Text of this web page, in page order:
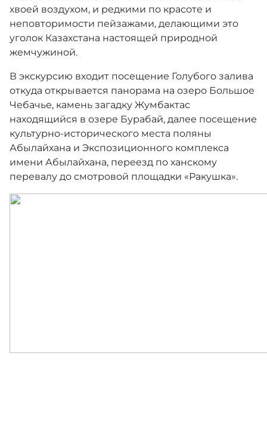
Партнёрам
Документы
Контакты
Адалдық алаңы
Единый словарь
хвоей воздухом, и редкими по красоте и
неповторимости пейзажами, делающими это
уголок Казахстана настоящей природной
жемчужиной.
В экскурсию входит посещение Голубого залива
откуда открывается панорама на озеро Большое
Чебачье, камень загадку Жумбактас
находящийся в озере Бурабай, далее посещение
культурно-исторического места поляны
Абылайхана и Экспозиционного комплекса
имени Абылайхана, переезд по ханскому
перевалу до смотровой площадки «Ракушка».